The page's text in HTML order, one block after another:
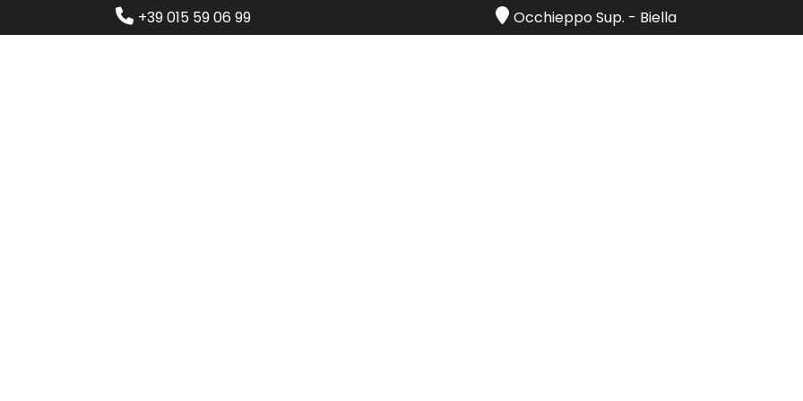
+39 015 59 06 99 Occhieppo Sup. - Biella